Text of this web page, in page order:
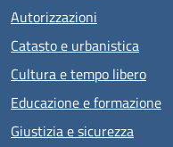
Autorizzazioni
Catasto e urbanistica
Cultura e tempo libero
Educazione e formazione
Giustizia e sicurezza